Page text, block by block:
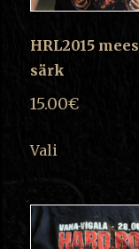
HRL2015
särk
15.00€
Vali
product
has
multiple
variants.